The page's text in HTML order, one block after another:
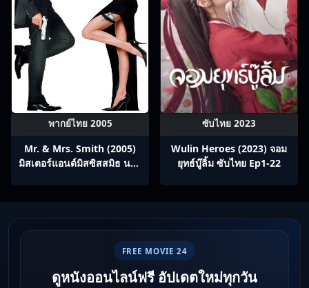
พากย์ไทย 2005
Mr. & Mrs. Smith (2005)
มิสเตอร์แอนด์มิสซิสสมิธ นาย
ซับไทย 2023
Wulin Heroes (2023) จอม
ยุทธ์บู๊ลิ้ม ซับไทย Ep1-22
FREE MOVIE 24
ดูหนังออนไลน์ฟรี อัปเดตใหม่ทุกวัน